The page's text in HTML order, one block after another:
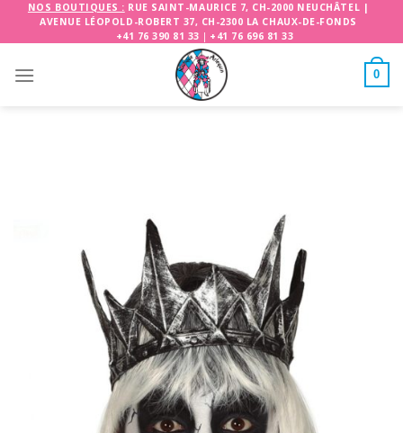
NOS BOUTIQUES : RUE SAINT-MAURICE 7, CH-2000 NEUCHÂTEL |
AVENUE LÉOPOLD-ROBERT 37, CH-2300 LA CHAUX-DE-FONDS
+41 76 390 81 33 | +41 76 696 81 33
0